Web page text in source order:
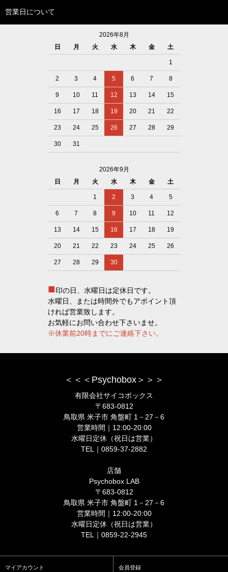
営業日について
2026年8月
日
月 火 水 木 金 土
1
2 3 4 5 6 7 8
9 10 11 12 13 14 15
16 17 18 19 20 21 22
23 24 25 26 27 28 29
30 31
2026年9月
日
月 火 水 木 金 土
1 2 3 4 5
6 7 8 9 10 11 12
13 14 15 16 17 18 19
20 21 22 23 24 25 26
27 28 29 30
■印の日、水曜日は定休日です。
水曜日、または時間外でもアポイント頂
ければ営業致します。
お気軽にお問い合わせ下さいませ。
※休業前20時までにご連絡下さい。
＜＜＜Psychobox＞＞＞
有限会社サイコボックス
〒683-0812
鳥取県 米子市 角盤町 1－27－6
営業時間｜12:00-20:00
水曜日定休（祝日は営業）
TEL｜0859-37-2882
店舗
Psychobox LAB
〒683-0812
鳥取県 米子市 角盤町 1－27－6
営業時間｜12:00-20:00
水曜日定休（祝日は営業）
TEL｜0859-22-2945
マイアカウント 会員登録